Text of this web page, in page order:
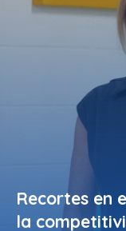
Recortes en
la